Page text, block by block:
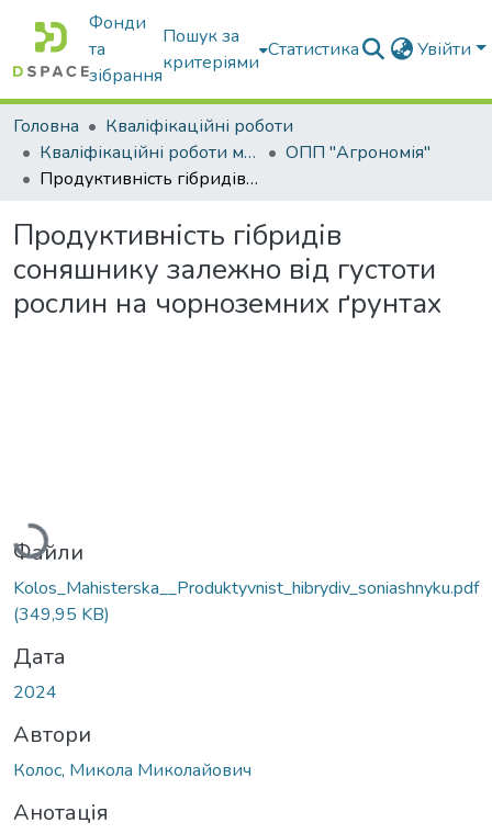
Фонди
та
зібрання
Пошук за
критеріями
Статистика Увійти
Головна
Кваліфікаційні роботи
Кваліфікаційні роботи магістрів
ОПП "Агрономія"
Продуктивність гібридів соняшнику залежно від густоти рослин на чорноземних ґрунтах
Продуктивність гібридів
соняшнику залежно від густоти
рослин на чорноземних ґрунтах
Вантажиться...
Файли
Kolos_Mahisterska__Produktyvnist_hibrydiv_soniashnyku.pdf
(349,95 KB)
Дата
2024
Автори
Колос, Микола Миколайович
Анотація